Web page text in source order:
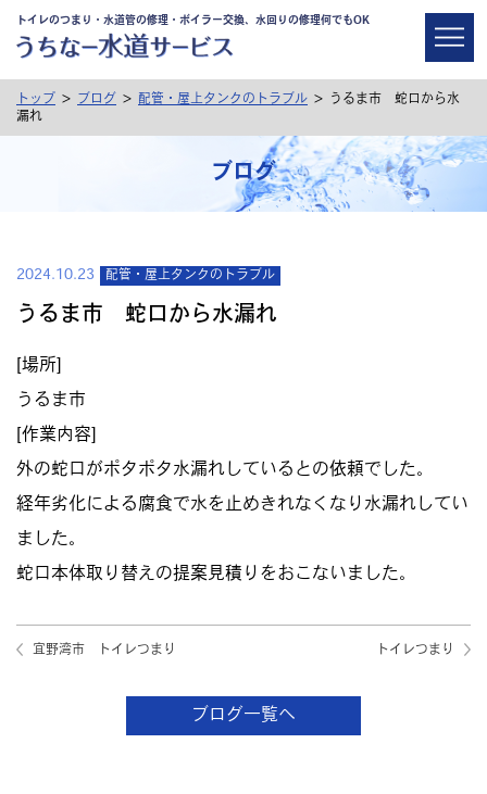
トイレのつまり・水道管の修理・ボイラー交換、水回りの修理何でもOK
トップ > ブログ > 配管・屋上タンクのトラブル >
うるま市 蛇口から水
漏れ
ブログ
2024.10.23 配管・屋上タンクのトラブル
うるま市 蛇口から水漏れ
[場所]
うるま市
[作業内容]
外の蛇口がポタポタ水漏れしているとの依頼でした。
経年劣化による腐食で水を止めきれなくなり水漏れしてい
ました。
蛇口本体取り替えの提案見積りをおこないました。
宜野湾市 トイレつまり トイレつまり
ブログ一覧へ